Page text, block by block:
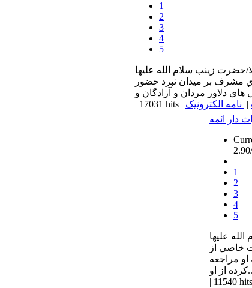
1
2
3
4
5
حضرت زينب سلام الله عليها
مشرف بر ميدان نبرد حضور
| 17031 hits | | نامه الکترونیک
دار ائمه
1
2
3
4
5
عليها
خاصي از
مراجعه
او...
| 11540 hits